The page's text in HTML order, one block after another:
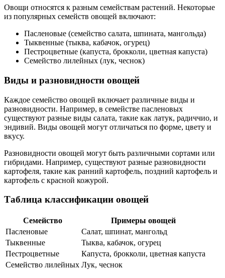
Овощи относятся к разным семействам растений. Некоторые
из популярных семейств овощей включают:
Пасленовые (семейство салата, шпината, мангольда)
Тыквенные (тыква, кабачок, огурец)
Пестроцветные (капуста, брокколи, цветная капуста)
Семейство лилейных (лук, чеснок)
Виды и разновидности овощей
Каждое семейство овощей включает различные виды и
разновидности. Например, в семействе пасленовых
существуют разные виды салата, такие как латук, радиччио, и
эндивий. Виды овощей могут отличаться по форме, цвету и
вкусу.
Разновидности овощей могут быть различными сортами или
гибридами. Например, существуют разные разновидности
картофеля, такие как ранний картофель, поздний картофель и
картофель с красной кожурой.
Таблица классификации овощей
Семейство
Примеры овощей
Пасленовые
Салат, шпинат, мангольд
Тыквенные
Тыква, кабачок, огурец
Пестроцветные
Капуста, брокколи, цветная капуста
Семейство лилейных Лук, чеснок